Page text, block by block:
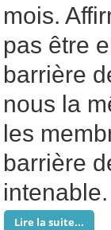
mois.
pas être
barrière
nous la
les
barrière
intenable.
Lire la suite...